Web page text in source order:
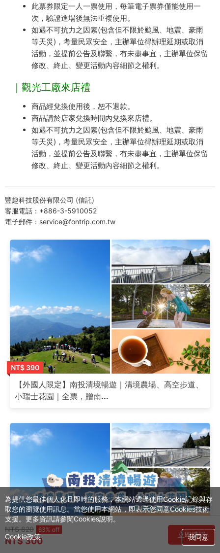
此票券限定一人一票使用，每筆電子票券僅能使用一
次，驗證進場後無法重複使用。
如遇不可抗力之因素(包含但不限於颱風、地震、豪雨
等天災)，考量民眾安全，主辦單位得辦理延期或取消
活動，並提前公告及聯繫，有未盡事宜，主辦單位保留
修改、終止、變更活動內容細節之權利。
｜觀光工廠來店禮
商品經兌換使用後，恕不退款。
商品請於店家兌換時間內兌換來店禮。
如遇不可抗力之因素(包含但不限於颱風、地震、豪雨
等天災)，考量民眾安全，主辦單位得辦理延期或取消
活動，並提前公告及聯繫，有未盡事宜，主辦單位保留
修改、終止、變更活動內容細節之權利。
豐趣科技股份有限公司 (信託)
客服電話：+886-3-5910052
電子郵件：service@fontrip.com.tw
NT$ 390
【外國人限定】南投清境暢遊｜清境農場、高空步道、
小瑞士花園｜全票，贈南...
NT$ 820 63% off
NT$ 300
立即購買
為提供您最佳個人化且即時的服務，本網站透過使用Cookie記錄與存
取您的瀏覽使用訊息。當您使用本網站，即表示您同意Cookies技術
支援。更多資訊請參閱Cookies說明。
我同意
Cookie政策